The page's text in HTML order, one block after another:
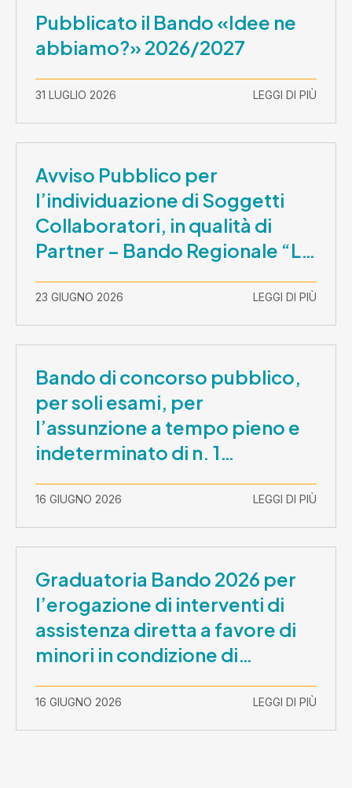
Pubblicato il Bando «Idee ne
abbiamo?» 2026/2027
31 LUGLIO 2026 LEGGI DI PIÙ
Avviso Pubblico per
l’individuazione di Soggetti
Collaboratori, in qualità di
Partner – Bando Regionale “La
– CUP E81B26000210003
23 GIUGNO 2026 LEGGI DI PIÙ
Bando di concorso pubblico,
per soli esami, per
l’assunzione a tempo pieno e
indeterminato di n. 1
Assistente Sociale –
Comunicazione prova scritta e
prova orale
16 GIUGNO 2026 LEGGI DI PIÙ
Graduatoria Bando 2026 per
l’erogazione di interventi di
assistenza diretta a favore di
minori in condizione di
disabilità con necessità di
sostegno elevato e molto
elevato (Misura B2) per
16 GIUGNO 2026 LEGGI DI PIÙ